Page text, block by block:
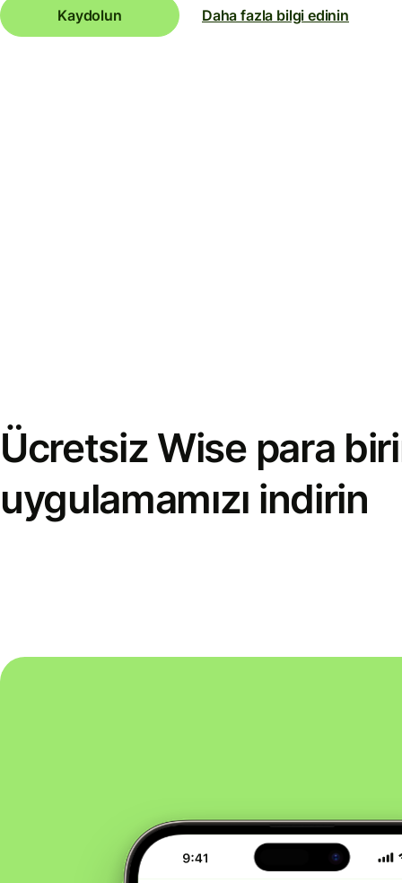
Kaydolun Daha fazla bilgi edinin
Ücretsiz Wise para
uygulamamızı indirin